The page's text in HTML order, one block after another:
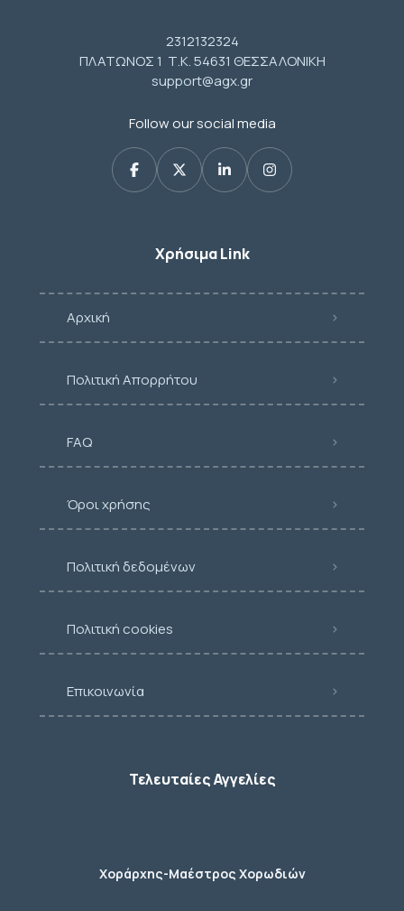
2312132324
ΠΛΑΤΩΝΟΣ 1 Τ.Κ. 54631 ΘΕΣΣΑΛΟΝΙΚΗ
support@agx.gr
Follow our social media
Χρήσιμα Link
Αρχική
Πολιτική Απορρήτου
FAQ
Όροι χρήσης
Πολιτική δεδομένων
Πολιτική cookies
Επικοινωνία
Τελευταίες Αγγελίες
Χοράρχης-Μαέστρος Χορωδιών